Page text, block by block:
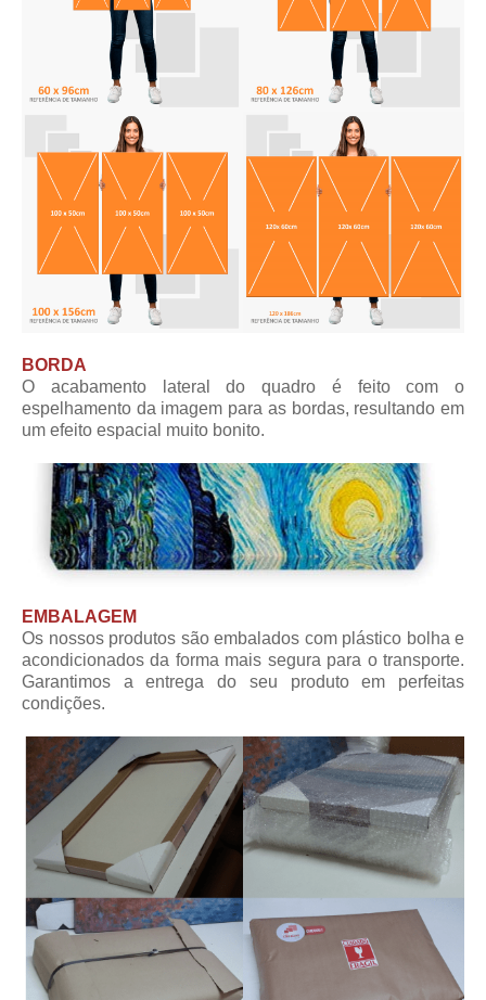
BORDA
O acabamento lateral do quadro é feito com o
espelhamento da imagem para as bordas, resultando em
um efeito espacial muito bonito.
EMBALAGEM
Os nossos produtos são embalados com plástico bolha e
acondicionados da forma mais segura para o transporte.
Garantimos a entrega do seu produto em perfeitas
condições.